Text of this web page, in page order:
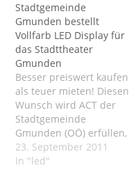
werden wird. Die
vieleckige Led-Laufschrift
wird einen DECT-
Receiver integriert
haben, die Ansteuerung
erfolgt über Netzwerk.
Diese Outdoor-
Ledanzeige wird man
aus bis zu 100m auch bei
direktem Sonnenlicht…
Stadtgemeinde
Gmunden bestellt
Vollfarb LED Display für
das Stadttheater
Gmunden
Besser preiswert kaufen
als teuer mieten! Diesen
Wunsch wird ACT der
Stadtgemeinde
Gmunden (OÖ) erfüllen,
wir erhielten vom
Stadtamt Gmunden den
23. September 2011
In "led"